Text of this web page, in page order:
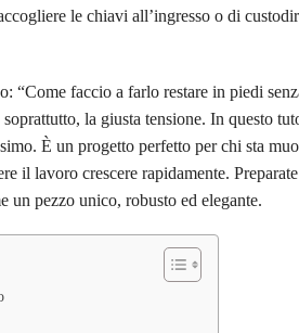
le chiavi all’ingresso o di
“Come faccio a farlo restare in piedi
la giusta tensione. In questo
È un progetto perfetto per chi sta
il lavoro crescere rapidamente.
un pezzo unico, robusto ed elegante.